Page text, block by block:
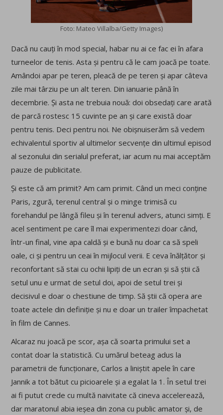
Foto: Mateo Villalba/Getty Images)
Dacă nu cauți în mod special, habar nu ai ce fac ei în afara
turneelor de tenis. Asta și pentru că le cam joacă pe toate.
Amândoi apar pe teren, pleacă de pe teren și apar câteva
zile mai târziu pe un alt teren. Din ianuarie până în
decembrie. Și asta ne trebuia nouă: doi obsedați care arată
de parcă rostesc 15 cuvinte pe an și care există doar
pentru tenis. Deci pentru noi. Ne obișnuiserăm să vedem
echivalentul sportiv al ultimelor secvențe din ultimul episod
al sezonului din serialul preferat, iar acum nu mai acceptăm
pauze de publicitate.
Și este că am primit? Am cam primit. Când un meci conține
Paris, zgură, terenul central și o minge trimisă cu
forehandul pe lângă fileu și în terenul advers, atunci simți. E
acel sentiment pe care îl mai experimentezi doar când,
într-un final, vine apa caldă și e bună nu doar ca să speli
oale, ci și pentru un ceai în mijlocul verii. E ceva înălțător și
reconfortant să stai cu ochii lipiți de un ecran și să știi că
setul unu e urmat de setul doi, apoi de setul trei și
decisivul e doar o chestiune de timp. Să știi că opera are
toate actele din definiție și nu e doar un trailer împachetat
în film de Cannes.
Alcaraz nu joacă pe scor, așa că soarta primului set a
contat doar la statistică. Cu umărul beteag adus la
parametrii de funcționare, Carlos a liniștit apele în care
Jannik a tot bătut cu picioarele și a egalat la 1. În setul trei
ai fi putut crede cu multă naivitate că cineva accelerează,
dar maratonul abia ieșea din zona cu public amator și, de